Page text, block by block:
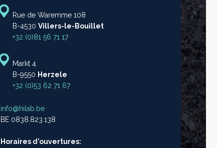
Rue de Waremme 108
B-4530 Villers-le-Bouillet
+32 (0)81 56 71 17
Markt 4
B-9550 Herzele
+32 (0)53 62 71 67
info@hilab.be
BE 0838.823.138
Horaires d'ouvertures: